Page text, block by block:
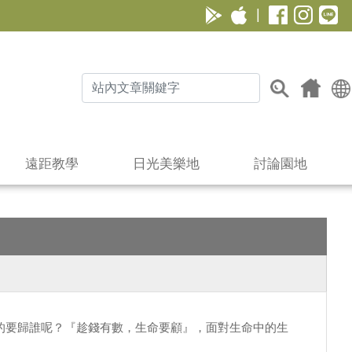
遠距教學 日光美樂地 討論園地
歸誰呢？『趁錢有數，生命要顧』，面對生命中的生